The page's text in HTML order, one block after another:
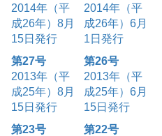
2014年（平
成26年）8月
15日発行
2014年（平
成26年）6月
1日発行
第27号
2013年（平
成25年）8月
15日発行
第26号
2013年（平
成25年）6月
15日発行
第23号
第22号